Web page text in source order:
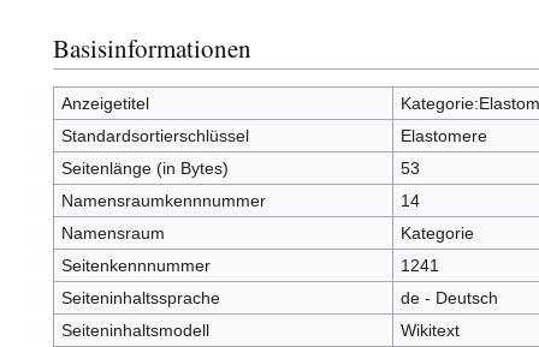
Basisinformationen
Anzeigetitel
Standardsortierschlüssel
Elastomere
Seitenlänge (in Bytes)
53
Namensraumkennnummer
14
Namensraum
Kategorie
Seitenkennnummer
1241
Seiteninhaltssprache
de - Deutsch
Seiteninhaltsmodell
Wikitext